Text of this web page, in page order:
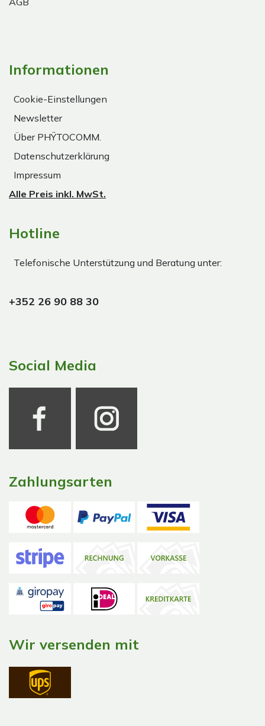
Informationen
Cookie-Einstellungen
Newsletter
Über PHŸTOCOMM.
Datenschutzerklärung
Impressum
Alle Preis inkl. MwSt.
Hotline
Telefonische Unterstützung und Beratung unter:
+352 26 90 88 30
Social Media
Zahlungsarten
Wir versenden mit